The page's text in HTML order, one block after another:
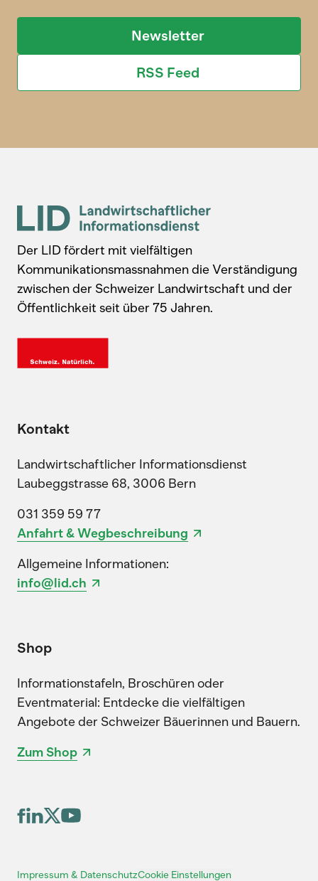
Newsletter
RSS Feed
Der LID fördert mit vielfältigen
Kommunikationsmassnahmen die Verständigung
zwischen der Schweizer Landwirtschaft und der
Öffentlichkeit seit über 75 Jahren.
Kontakt
Landwirtschaftlicher Informationsdienst
Laubeggstrasse 68, 3006 Bern
031 359 59 77
Anfahrt & Wegbeschreibung
Allgemeine Informationen:
info@lid.ch
Shop
Informationstafeln, Broschüren oder
Eventmaterial: Entdecke die vielfältigen
Angebote der Schweizer Bäuerinnen und Bauern.
Zum Shop
Impressum & DatenschutzCookie Einstellungen